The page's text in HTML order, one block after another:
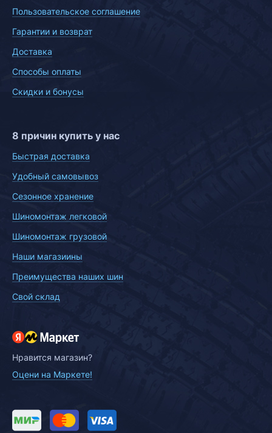
Пользовательское соглашение
Гарантии и возврат
Доставка
Способы оплаты
Скидки и бонусы
8 причин купить у нас
Быстрая доставка
Удобный самовывоз
Сезонное хранение
Шиномонтаж легковой
Шиномонтаж грузовой
Наши магазиины
Преимущества наших шин
Свой склад
Нравится магазин?
Оцени на Маркете!